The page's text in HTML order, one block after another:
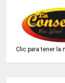
Clic para tener la